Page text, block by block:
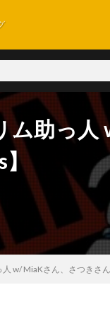
助っ人
】
w/ MiaKさん、さつきさん